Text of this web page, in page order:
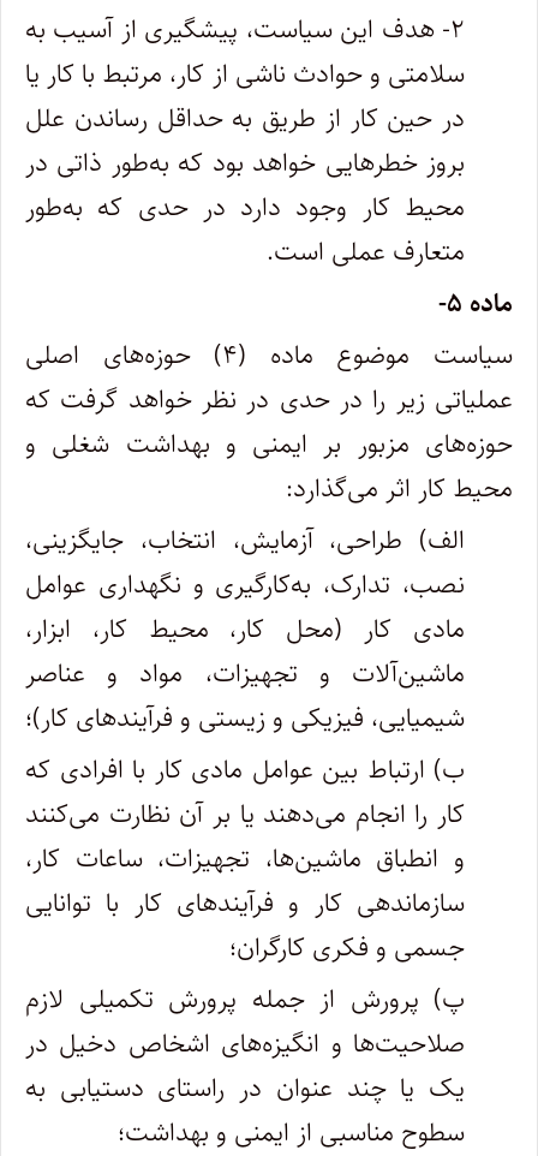
۲- هدف این سیاست، پیشگیری از آسیب به
سلامتی و حوادث ناشی از کار، مرتبط با کار یا
در حین کار از طریق به حداقل رساندن علل
بروز خطرهایی خواهد بود که به‌طور ذاتی در
محیط کار وجود دارد در حدی که به‌طور
متعارف عملی است.
ماده ۵-
سیاست موضوع ماده (۴) حوزه‌های اصلی
عملیاتی زیر را در حدی در نظر خواهد گرفت که
حوزه‌های مزبور بر ایمنی و بهداشت شغلی و
محیط کار اثر می‌گذارد:
الف) طراحی، آزمایش، انتخاب، جایگزینی،
نصب، تدارک، به‌کارگیری و نگهداری عوامل
مادی کار (محل کار، محیط کار، ابزار،
ماشین‌آلات و تجهیزات، مواد و عناصر
شیمیایی، فیزیکی و زیستی و فرآیند‌های کار)؛
ب) ارتباط بین عوامل مادی کار با افرادی که
کار را انجام می‌دهند یا بر آن نظارت می‌کنند
و انطباق ماشین‌ها، تجهیزات، ساعات کار،
سازماندهی کار و فرآیندهای کار با توانایی
جسمی و فکری کارگران؛
پ) پرورش از جمله پرورش تکمیلی لازم
صلاحیت‌ها و انگیزه‌های اشخاص دخیل در
یک یا چند عنوان در راستای دستیابی به
سطوح مناسبی از ایمنی و بهداشت؛